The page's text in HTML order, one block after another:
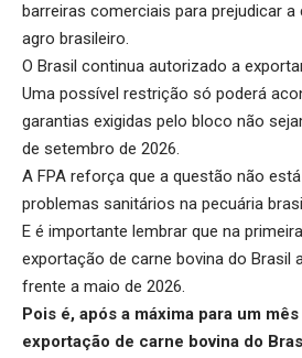
barreiras comerciais para prejudicar
agro brasileiro.
O Brasil continua autorizado a
Uma possível restrição só poderá
garantias exigidas pelo bloco não
de setembro de 2026.
A FPA reforça que a questão não
problemas sanitários na pecuária
E é importante lembrar que na
exportação de carne bovina do Brasil
frente a maio de 2026.
Pois é, após a máxima para um
exportação de carne bovina do